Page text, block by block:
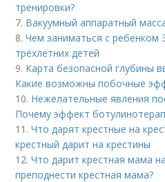
тренировки?
7. Вакуумный аппаратный
8.Чем заниматься с ребенком
трёхлетних детей
9. Карта безопасной глубины
Какие возможны побочные
10. Нежелательные явления
Почему эффект
11.Что дарят крестные на
крестный дарит на крестины
12.Что дарит крестная мама
преподнести крестная мама?